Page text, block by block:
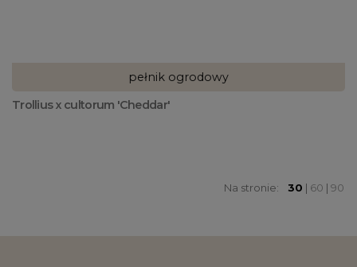
pełnik ogrodowy
Trollius x cultorum 'Cheddar'
Na stronie: 30 | 60 | 90